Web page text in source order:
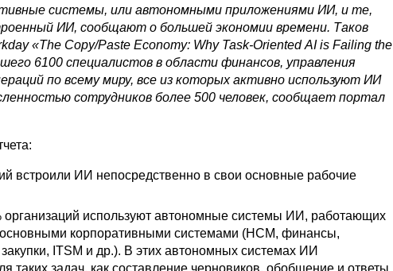
системы, или автономными приложениями ИИ, и те,
ИИ, сообщают о большей экономии времени. Таков
«The Copy/Paste Economy: Why Task-Oriented AI is Failing the
6100 специалистов в области финансов, управления
по всему миру, все из которых активно используют ИИ
сотрудников более 500 человек, сообщает портал
встроили ИИ непосредственно в свои основные рабочие
организаций используют автономные системы ИИ, работающих
корпоративными системами (HCM, финансы,
ITSM и др.). В этих автономных системах ИИ
таких задач, как составление черновиков, обобщение и ответы